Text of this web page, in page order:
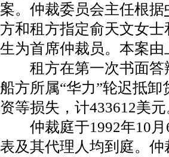
案。仲裁委员会主任根据
方和租方指定俞天文女
生为首席仲裁员。本案
租方在第一次书面答
船方所属“华力”轮迟抵
资等损失，计433612美元
仲裁庭于1992年10月
表及其代理人均到庭。